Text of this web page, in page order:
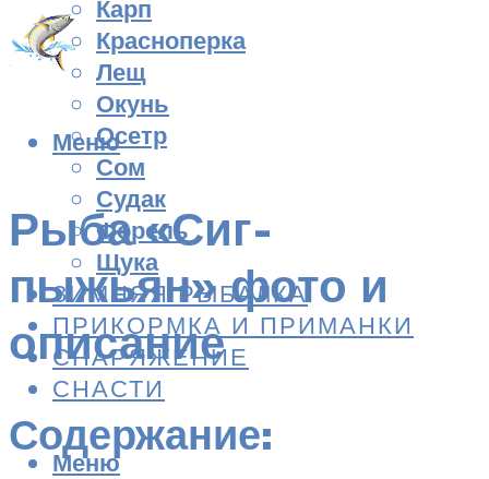
Карп
Красноперка
Лещ
Окунь
Осетр
Сом
Судак
Форель
Щука
ЗИМНЯЯ РЫБАЛКА
ПРИКОРМКА И ПРИМАНКИ
СНАРЯЖЕНИЕ
СНАСТИ
Меню
Меню
Рыба «Сиг-
пыжьян» фото и
описание
Содержание: